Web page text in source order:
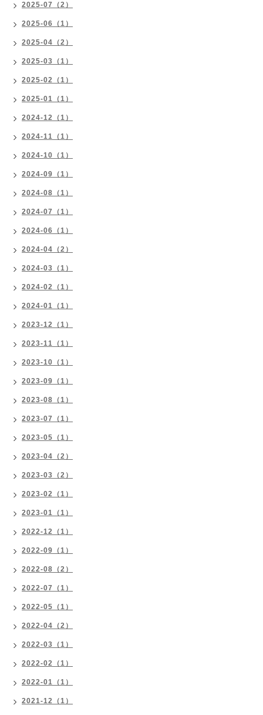
2025-07（2）
2025-06（1）
2025-04（2）
2025-03（1）
2025-02（1）
2025-01（1）
2024-12（1）
2024-11（1）
2024-10（1）
2024-09（1）
2024-08（1）
2024-07（1）
2024-06（1）
2024-04（2）
2024-03（1）
2024-02（1）
2024-01（1）
2023-12（1）
2023-11（1）
2023-10（1）
2023-09（1）
2023-08（1）
2023-07（1）
2023-05（1）
2023-04（2）
2023-03（2）
2023-02（1）
2023-01（1）
2022-12（1）
2022-09（1）
2022-08（2）
2022-07（1）
2022-05（1）
2022-04（2）
2022-03（1）
2022-02（1）
2022-01（1）
2021-12（1）